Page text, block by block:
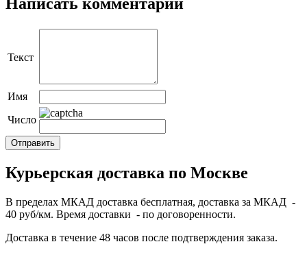
Текст
Имя
Число
Курьерская доставка по Москве
В пределах МКАД доставка бесплатная, доставка за МКАД -
40 руб/км. Время доставки - по договоренности.
Доставка в течение 48 часов после подтверждения заказа.